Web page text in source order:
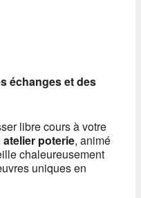
échanges et des
libre cours à votre
atelier poterie, animé
chaleureusement
uniques en